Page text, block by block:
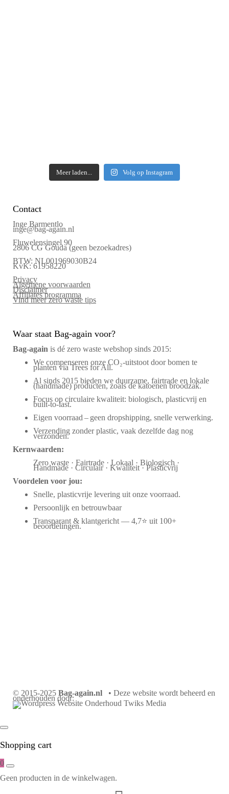
Meer laden... Volg op Instagram
Contact
Inge Barmentlo
inge@bag-again.nl
Fluwelensingel 90
2806 CG Gouda (geen bezoekadres)
BTW: NL001969030B24
KvK: 61958220
Privacy
Algemene voorwaarden
Disclaimer
Affiliates programma
Vind meer zero waste tips
Waar staat Bag-again voor?
Bag‑again is dé zero waste webshop sinds 2015:
We compenseren onze CO₂-uitstoot door bomen te
planten via Trees for All.
Al sinds 2015 bieden we duurzame, fairtrade en lokale
(handmade) producten, zoals de katoenen broodzak.
Focus op circulaire kwaliteit: biologisch, plasticvrij en
built-to-last.
Eigen voorraad – geen dropshipping, snelle verwerking.
Verzending zonder plastic, vaak dezelfde dag nog
verzonden.
Kernwaarden:
Zero waste · Fairtrade · Lokaal · Biologisch ·
Handmade · Circulair · Kwaliteit · Plasticvrij
Voordelen voor jou:
Snelle, plasticvrije levering uit onze voorraad.
Persoonlijk en betrouwbaar
Transparant & klantgericht — 4,7⭐ uit 100+
beoordelingen.
© 2015-2025 Bag-again.nl • Deze website wordt beheerd en
onderhouden door:
Shopping cart
0
Geen producten in de winkelwagen.